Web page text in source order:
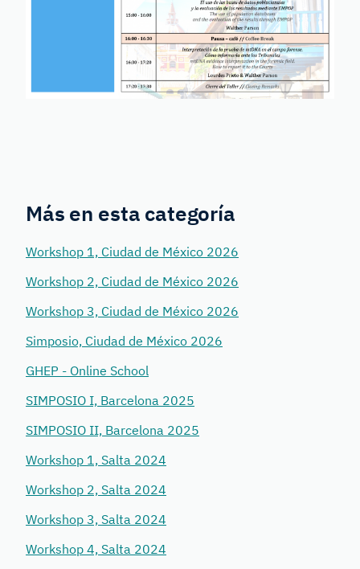
Más en esta categoría
Workshop 1, Ciudad de México 2026
Workshop 2, Ciudad de México 2026
Workshop 3, Ciudad de México 2026
Simposio, Ciudad de México 2026
GHEP - Online School
SIMPOSIO I, Barcelona 2025
SIMPOSIO II, Barcelona 2025
Workshop 1, Salta 2024
Workshop 2, Salta 2024
Workshop 3, Salta 2024
Workshop 4, Salta 2024